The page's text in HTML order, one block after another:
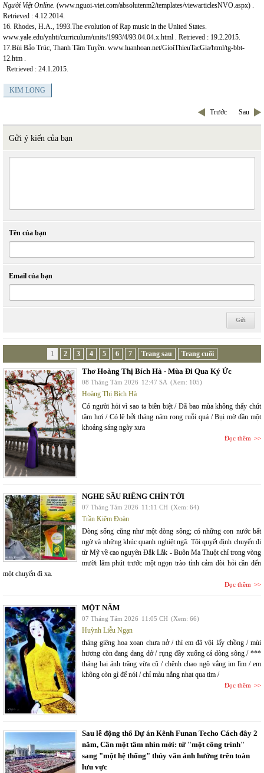
Người Việt Online. (www.nguoi-viet.com/absolutenm2/templates/viewarticlesNVO.aspx) .
Retrieved : 4.12.2014.
16. Rhodes, H.A., 1993.The evolution of Rap music in the United States.
www.yale.edu/ynhti/curriculum/units/1993/4/93.04.04.x.html . Retrieved : 19.2.2015.
17.Bùi Bảo Trúc, Thanh Tâm Tuyền. www.luanhoan.net/GioiThieuTacGia/html/tg-bbt-
12.htm .
Retrieved : 24.1.2015.
KIM LONG
Trước Sau
Gửi ý kiến của bạn
Tên của bạn
Email của bạn
1 2 3 4 5 6 7 Trang sau Trang cuối
Thơ Hoàng Thị Bích Hà - Mùa Đi Qua Ký Ức
08 Tháng Tám 2026 12:47 SA (Xem: 105)
Hoàng Thị Bích Hà
Có người hỏi vì sao ta biền biệt / Đã bao mùa không thấy chút
tăm hơi / Có lẽ bởi tháng năm rong ruỗi quá / Bụi mờ dần một
khoảng sáng ngày xưa
Đọc thêm
NGHE SẦU RIÊNG CHÍN TỚI
07 Tháng Tám 2026 11:11 CH (Xem: 64)
Trần Kiêm Đoàn
Dòng sống cũng như một dòng sông; có những con nước bất
ngờ và những khúc quanh nghiệt ngã. Tôi quyết định chuyến đi
từ Mỹ về cao nguyên Đắk Lắk - Buôn Ma Thuột chỉ trong vòng
mười lăm phút trước một ngọn trào tỉnh cảm đòi hỏi cần đến
một chuyến đi xa.
Đọc thêm
MỘT NĂM
07 Tháng Tám 2026 11:05 CH (Xem: 66)
Huỳnh Liễu Ngạn
tháng giêng hoa xoan chưa nở / thì em đã vội lấy chồng / mùi
hương còn đang dang dở / rụng đầy xuống cả dòng sông / ***
tháng hai ánh trăng vừa cũ / chênh chao ngõ vắng im lìm / em
không còn gì để nói / chỉ màu nắng nhạt qua tim /
Đọc thêm
Sau lễ động thổ Dự án Kênh Funan Techo Cách đây 2
năm, Cần một tầm nhìn mới: từ "một công trình"
sang "một hệ thống" thủy văn ảnh hưởng trên toàn
lưu vực